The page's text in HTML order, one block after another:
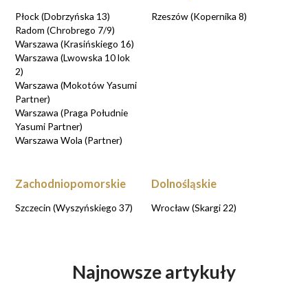
Płock (Dobrzyńska 13)
Radom (Chrobrego 7/9)
Warszawa (Krasińskiego 16)
Warszawa (Lwowska 10 lok
2)
Warszawa (Mokotów Yasumi
Partner)
Warszawa (Praga Południe
Yasumi Partner)
Warszawa Wola (Partner)
Rzeszów (Kopernika 8)
Zachodniopomorskie
Szczecin (Wyszyńskiego 37)
Dolnośląskie
Wrocław (Skargi 22)
Najnowsze artykuły